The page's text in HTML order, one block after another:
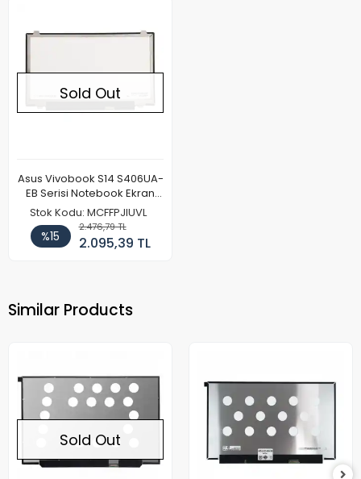
Sold Out
Asus Vivobook S14 S406UA-
EB Serisi Notebook Ekran
Paneli (FHD)
Stok Kodu: MCFFPJIUVL
%15
2.476,79 TL
2.095,39 TL
Similar Products
Sold Out